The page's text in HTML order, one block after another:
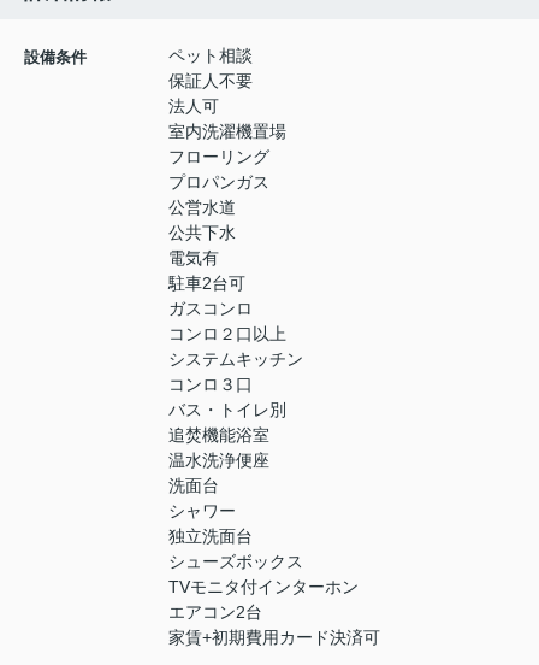
設備条件
ペット相談
保証人不要
法人可
室内洗濯機置場
フローリング
プロパンガス
公営水道
公共下水
電気有
駐車2台可
ガスコンロ
コンロ２口以上
システムキッチン
コンロ３口
バス・トイレ別
追焚機能浴室
温水洗浄便座
洗面台
シャワー
独立洗面台
シューズボックス
TVモニタ付インターホン
エアコン2台
家賃+初期費用カード決済可